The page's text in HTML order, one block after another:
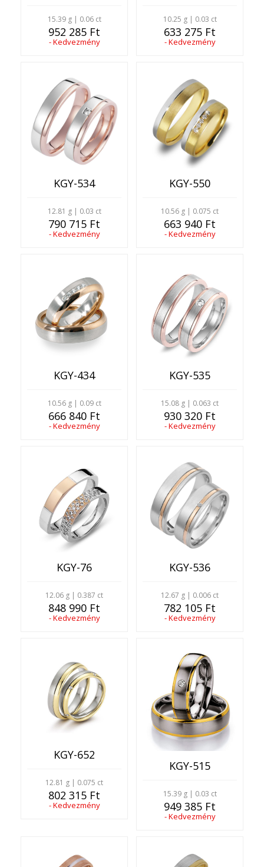
15.39 g | 0.06 ct
952 285 Ft
- Kedvezmény
10.25 g | 0.03 ct
633 275 Ft
- Kedvezmény
KGY-534
12.81 g | 0.03 ct
790 715 Ft
- Kedvezmény
KGY-550
10.56 g | 0.075 ct
663 940 Ft
- Kedvezmény
KGY-434
10.56 g | 0.09 ct
666 840 Ft
- Kedvezmény
KGY-535
15.08 g | 0.063 ct
930 320 Ft
- Kedvezmény
KGY-76
12.06 g | 0.387 ct
848 990 Ft
- Kedvezmény
KGY-536
12.67 g | 0.006 ct
782 105 Ft
- Kedvezmény
KGY-652
12.81 g | 0.075 ct
802 315 Ft
- Kedvezmény
KGY-515
15.39 g | 0.03 ct
949 385 Ft
- Kedvezmény